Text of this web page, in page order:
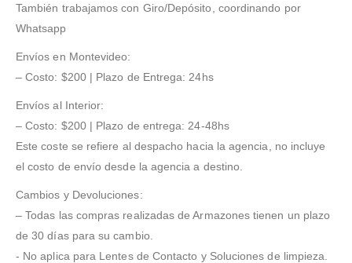
También trabajamos con Giro/Depósito, coordinando por
Whatsapp
Envíos en Montevideo:
– Costo: $200 | Plazo de Entrega: 24hs
Envíos al Interior:
– Costo: $200 | Plazo de entrega: 24-48hs
Este coste se refiere al despacho hacia la agencia, no incluye
el costo de envío desde la agencia a destino.
Cambios y Devoluciones:
– Todas las compras realizadas de Armazones tienen un plazo
de 30 días para su cambio.
- No aplica para Lentes de Contacto y Soluciones de limpieza.